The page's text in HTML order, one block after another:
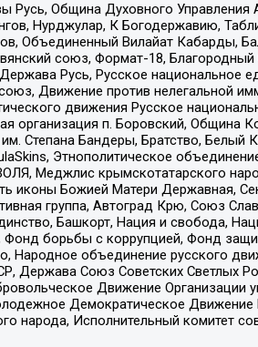
Община Духовного Управления
Нурджулар, К Богодержавию,
Объединенный Вилайат Кабарды,
союз, Формат-18,
Русь, Русское национальное
Движение против нелегальной
движения Русское
организация п. Боровский, Община
Степана Бандеры, Братство, Белый
Этнополитическое
Меджлис крымскотатарского
иконы Божией Матери Державная,
группа, Автоград Крю, Союз
Башкорт, Нация и свобода,
борьбы с коррупцией, Фонд
Народное объединение русского
Держава Союз Советских Светлых
Движение Организации
Демократическое Движение
народа, Исполнительный комитет